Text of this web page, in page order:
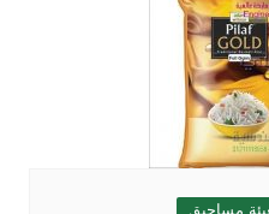
مساحيق